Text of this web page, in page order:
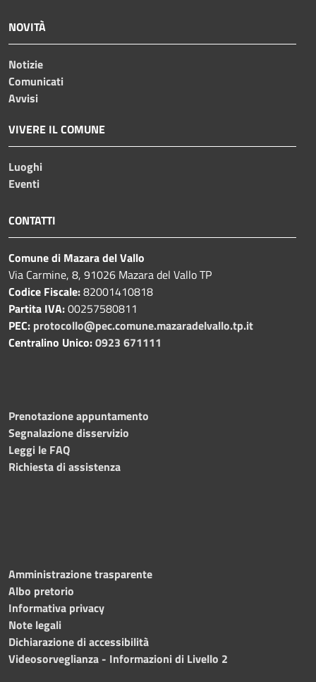
NOVITÀ
Notizie
Comunicati
Avvisi
VIVERE IL COMUNE
Luoghi
Eventi
CONTATTI
Comune di Mazara del Vallo
Via Carmine, 8, 91026 Mazara del Vallo TP
Codice Fiscale:82001410818
Partita IVA:00257580811
PEC: protocollo@pec.comune.mazaradelvallo.tp.it
Centralino Unico:0923 671111
Prenotazione appuntamento
Segnalazione disservizio
Leggi le FAQ
Richiesta di assistenza
Amministrazione trasparente
Albo pretorio
Informativa privacy
Note legali
Dichiarazione di accessibilità
Videosorveglianza - Informazioni di Livello 2